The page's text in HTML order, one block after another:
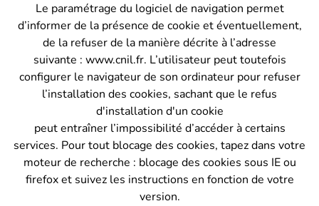
Le paramétrage du logiciel de navigation permet
d’informer de la présence de cookie et éventuellement,
de la refuser de la manière décrite à l’adresse
suivante : www.cnil.fr. L’utilisateur peut toutefois
configurer le navigateur de son ordinateur pour refuser
l’installation des cookies, sachant que le refus
d'installation d'un cookie
peut entraîner l’impossibilité d’accéder à certains
services. Pour tout blocage des cookies, tapez dans votre
moteur de recherche : blocage des cookies sous IE ou
firefox et suivez les instructions en fonction de votre
version.